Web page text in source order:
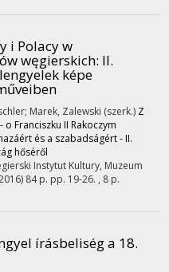
i Polacy w
węgierskich: II.
képe
Marek, Zalewski (szerk.) Z
Franciszku II Rakoczym
és a szabadságért - II.
hőséről
Instytut Kultury, Muzeum
84 p. pp. 19-26. , 8 p.
írásbeliség a 18.